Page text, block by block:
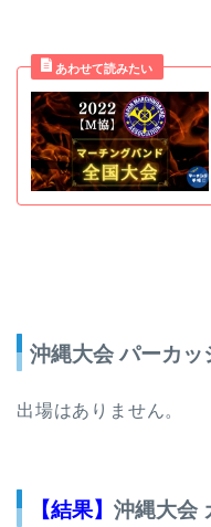
沖縄大会 パーカ
出場はありません。
【結果】 沖縄大会